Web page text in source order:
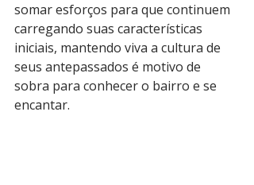
somar esforços para que continuem
carregando suas características
iniciais, mantendo viva a cultura de
seus antepassados é motivo de
sobra para conhecer o bairro e se
encantar.